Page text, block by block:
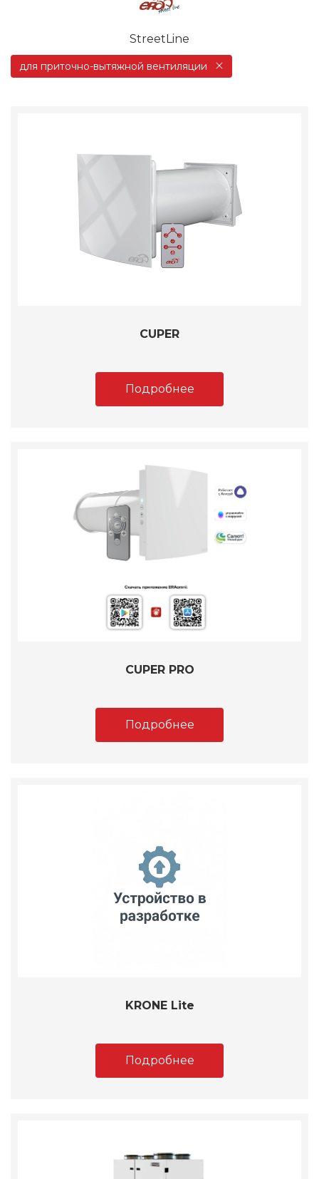
StreetLine
для приточно-вытяжной вентиляции
CUPER
Подробнее
CUPER PRO
Подробнее
KRONE Lite
Подробнее